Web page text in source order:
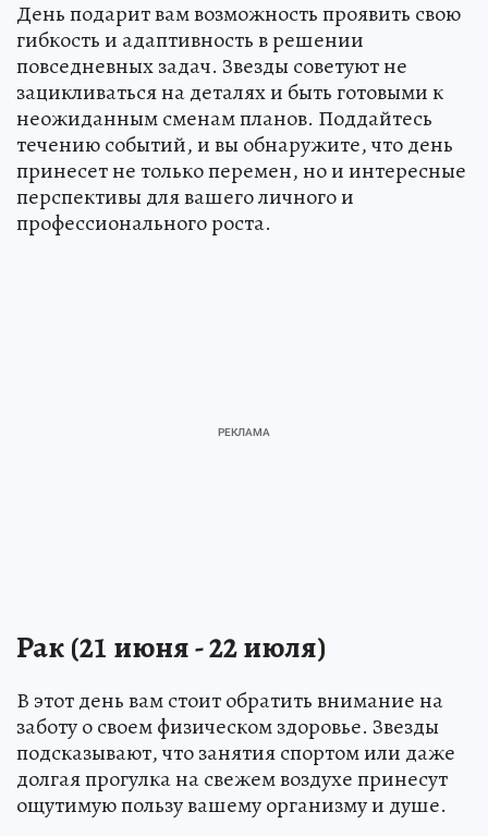
День подарит вам возможность проявить свою
гибкость и адаптивность в решении
повседневных задач. Звезды советуют не
зацикливаться на деталях и быть готовыми к
неожиданным сменам планов. Поддайтесь
течению событий, и вы обнаружите, что день
принесет не только перемен, но и интересные
перспективы для вашего личного и
профессионального роста.
Рак (21 июня - 22 июля)
В этот день вам стоит обратить внимание на
заботу о своем физическом здоровье. Звезды
подсказывают, что занятия спортом или даже
долгая прогулка на свежем воздухе принесут
ощутимую пользу вашему организму и душе.